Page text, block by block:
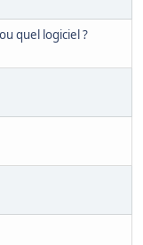
quel logiciel ?